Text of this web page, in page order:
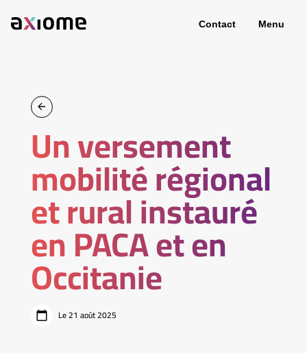
Contact Menu
Un versement
mobilité régional
et rural instauré
en PACA et en
Occitanie
Le 21 août 2025